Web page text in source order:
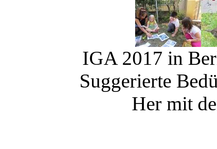
IGA 2017 in
Suggerierte
Her mit